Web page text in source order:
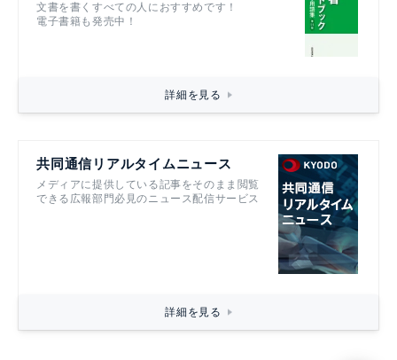
文書を書くすべての人におすすめです！
電子書籍も発売中！
詳細を見る
共同通信リアルタイムニュース
メディアに提供している記事をそのまま閲覧
できる広報部門必見のニュース配信サービス
詳細を見る